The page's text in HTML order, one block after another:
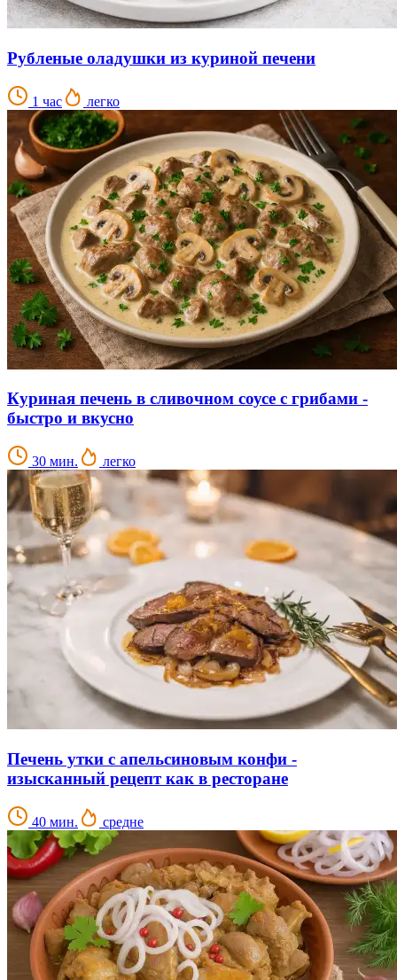
Рубленые оладушки из куриной печени
1 час легко
Куриная печень в сливочном соусе с грибами -
быстро и вкусно
30 мин. легко
Печень утки с апельсиновым конфи -
изысканный рецепт как в ресторане
40 мин. средне